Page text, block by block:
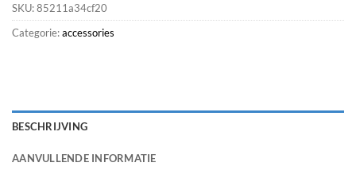
SKU:85211a34cf20
Categorie:accessories
BESCHRIJVING
AANVULLENDE INFORMATIE